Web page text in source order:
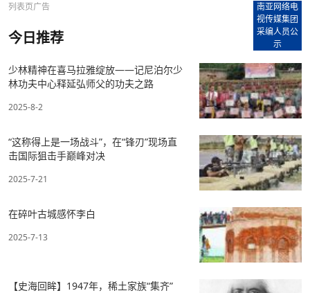
列表页广告
南亚网络电
视传媒集团
采编人员公
示
今日推荐
少林精神在喜马拉雅绽放——记尼泊尔少
林功夫中心释延弘师父的功夫之路
2025-8-2
“这称得上是一场战斗”，在“锋刃”现场直
击国际狙击手巅峰对决
2025-7-21
在碎叶古城感怀李白
2025-7-13
【史海回眸】1947年，稀土家族“集齐”